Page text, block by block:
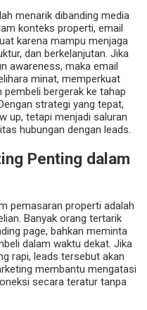
menarik dibanding media
konteks properti, email
karena mampu menjaga
dan berkelanjutan. Jika
awareness, maka email
minat, memperkuat
bergerak ke tahap
strategi yang tepat,
up, tetapi menjadi saluran
hubungan dengan leads.
Penting dalam
pemasaran properti adalah
Banyak orang tertarik
page, bahkan meminta
dalam waktu dekat. Jika
rapi, leads tersebut akan
membantu mengatasi
secara teratur tanpa